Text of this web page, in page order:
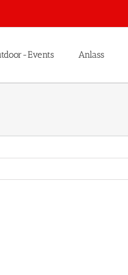
Events Anlass